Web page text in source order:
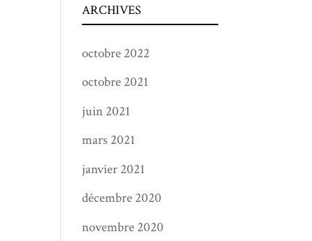
ARCHIVES
octobre 2022
octobre 2021
juin 2021
mars 2021
janvier 2021
décembre 2020
novembre 2020